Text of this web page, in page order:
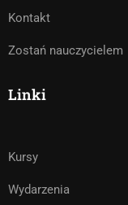
Kontakt
Zostań nauczycielem
Linki
Kursy
Wydarzenia